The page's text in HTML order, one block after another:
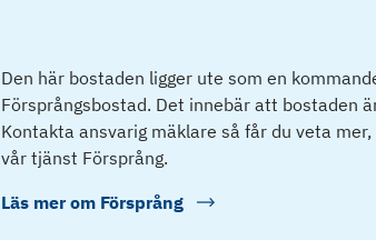
Den här bostaden ligger ute som en
Försprångsbostad. Det innebär att bostaden
Kontakta ansvarig mäklare så får du veta
vår tjänst Försprång.
Läs mer om Försprång